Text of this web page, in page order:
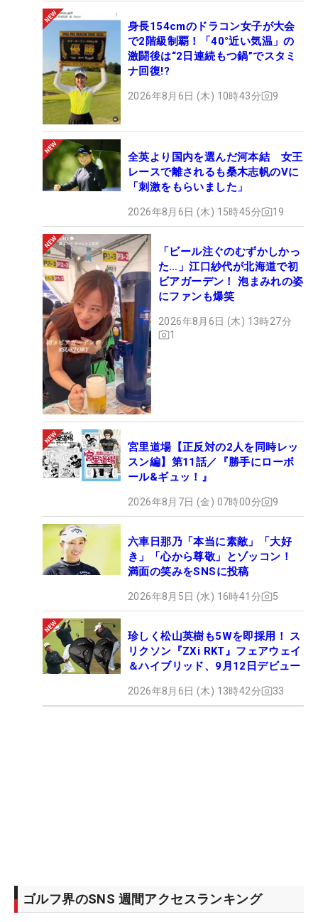
身長154cmのドラコン女子が大会
で2階級制覇！「40°近い気温」の
激闘後は“2日連続もつ鍋”でスタミ
ナ回復!?
2026年8月6日 (木) 10時43分 9
全英より国内を選んだ河本結 女王
レースで離されるも桑木志帆のVに
「刺激をもらいました」
2026年8月6日 (木) 15時45分 19
「ビール注ぐのむずかしかっ
た…」江口紗代が北海道で初
ビアガーデン！ 泡まみれの姿
にファンも爆笑
2026年8月6日 (木) 13時27分
1
宮里道場【正反対の2人を同時レッ
スン編】第11話／『勝手にローボ
ール&ギュッ！』
2026年8月7日 (金) 07時00分 9
六車日那乃「本当に素敵」「大好
き」「心から尊敬」とゾッコン！
満面の笑みをSNSに投稿
2026年8月5日 (水) 16時41分 5
珍しく松山英樹も5Wを即採用！ ス
リクソン『ZXi RKT』フェアウェイ
＆ハイブリッド、9月12日デビュー
2026年8月6日 (木) 13時42分 33
ゴルフ界のSNS 週間アクセスランキング